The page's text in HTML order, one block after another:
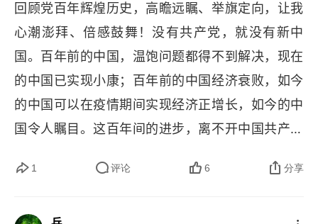
英国碳中和战略政策体系研究与启示
德国生物圈保护区发展经验及对中国的建议
海岸带蓝碳增汇：理念、技术与未来建议
中国农田非 CO2温室气体减排的研究现状与建议
回顾党百年辉煌历史，高瞻远瞩、举旗定向，让我
心潮澎拜、倍感鼓舞！没有共产党，就没有新中
国。百年前的中国，温饱问题都得不到解决，现在
的中国已实现小康；百年前的中国经济衰败，如今
的中国可以在疫情期间实现经济正增长，如今的中
国令人瞩目。这百年间的进步，离不开中国共产党
键时期，我们应当要更加努力奋斗，发扬革命先辈
1 评论 6 分享